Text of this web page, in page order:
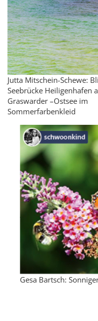
Jutta Mitschein-Schewe:
Seebrücke Heiligenhafen
Graswarder –Ostsee im
Sommerfarbenkleid
Gesa Bartsch: